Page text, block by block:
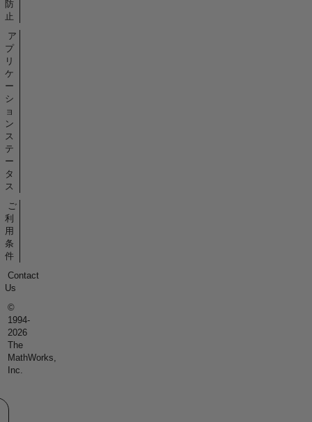
防
止
ア
プ
リ
ケ
ー
シ
ョ
ン
ス
テ
ー
タ
ス
ご
利
用
条
件
Contact
Us
©
1994-
2026
The
MathWorks,
Inc.
サイトの選択